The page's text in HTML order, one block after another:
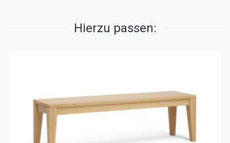
Hierzu passen: